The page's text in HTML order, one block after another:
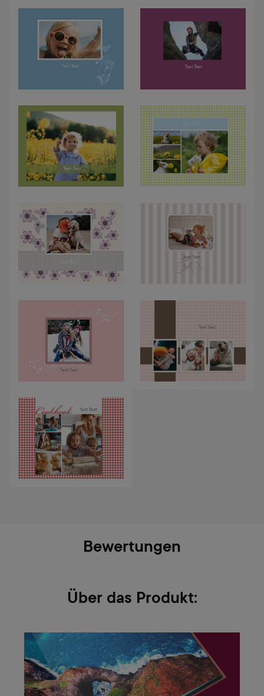
Bewertungen
Über das Produkt: